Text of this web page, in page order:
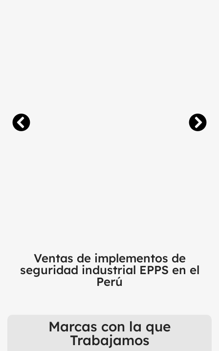
Ventas de implementos de
seguridad industrial EPPS en el
Perú
Marcas con la que
Trabajamos